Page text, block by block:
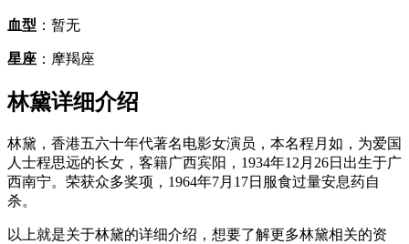
血型 ：暂无
星座 ：摩羯座
林黛详细介绍
林黛，香港五六十年代著名电影女演员，本名程月如，为爱国
人士程思远的长女，客籍广西宾阳，1934年12月26日出生于广
西南宁。荣获众多奖项，1964年7月17日服食过量安息药自
杀。
以上就是关于林黛的详细介绍，想要了解更多林黛相关的资